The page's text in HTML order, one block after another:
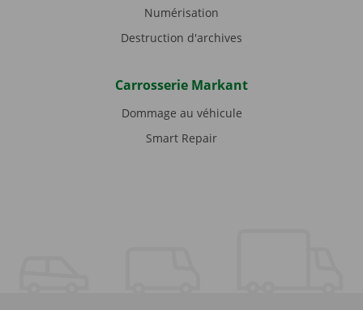
Numérisation
Destruction d'archives
Carrosserie Markant
Dommage au véhicule
Smart Repair